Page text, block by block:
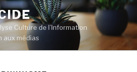
Culture de l’Information
aux médias